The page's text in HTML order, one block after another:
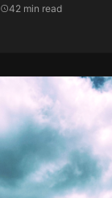
42 min read